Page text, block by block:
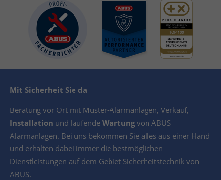
Mit Sicherheit Sie da
Beratung vor Ort mit Muster-Alarmanlagen, Verkauf,
Installation und laufende Wartung von ABUS
Alarmanlagen. Bei uns bekommen Sie alles aus einer Hand
und erhalten dabei immer die bestmöglichen
Dienstleistungen auf dem Gebiet Sicherheitstechnik von
ABUS.